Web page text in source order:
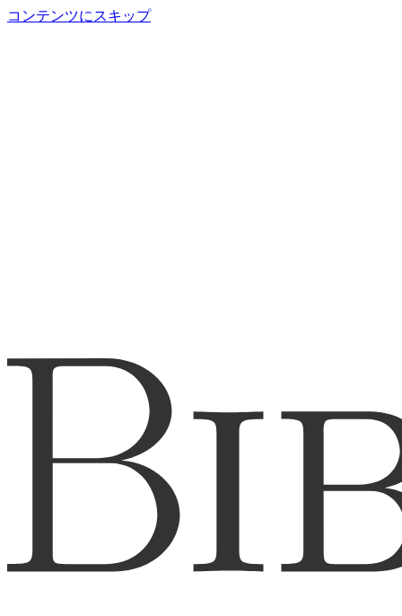
コンテンツにスキップ